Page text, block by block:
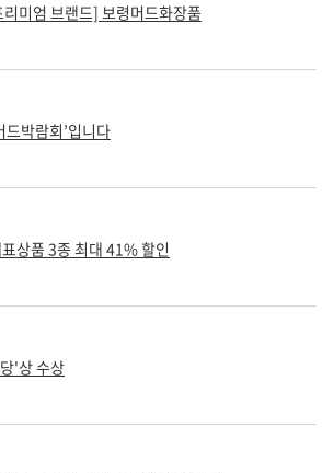
미엄 브랜드] 보령머드화장품
드박람회’입니다
상품 3종 최대 41% 할인
'상 수상